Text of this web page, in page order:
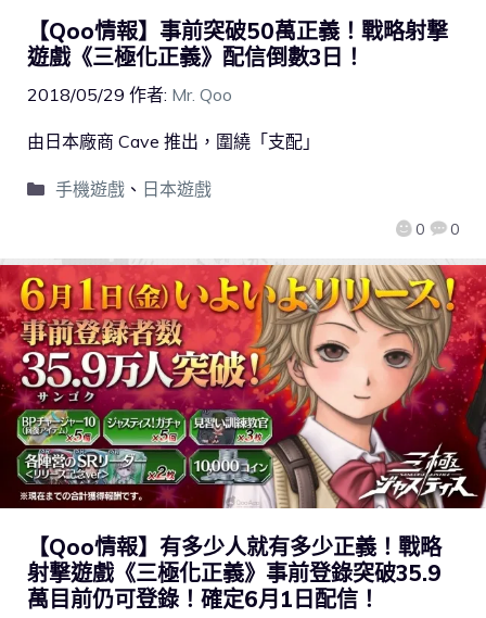
【Qoo情報】事前突破50萬正義！戰略射撃
遊戲《三極化正義》配信倒數3日！
2018/05/29 作者: Mr. Qoo
0 0
由日本廠商 Cave 推出，圍繞「支配」
手機遊戲、 日本遊戲
【Qoo情報】有多少人就有多少正義！戰略
射撃遊戲《三極化正義》事前登錄突破35.9
萬目前仍可登錄！確定6月1日配信！